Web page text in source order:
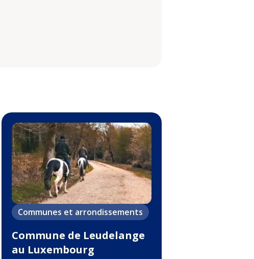
Communes et arrondissements
Commune de Leudelange
au Luxembourg